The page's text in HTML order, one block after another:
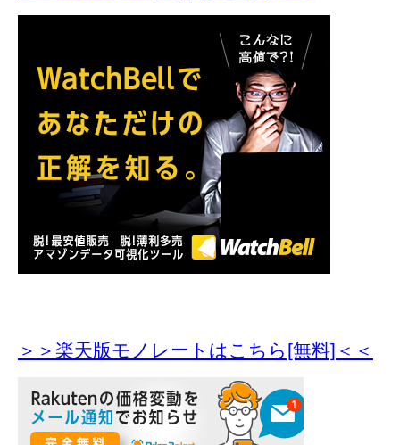
＞＞楽天版モノレートはこちら[無料]＜＜